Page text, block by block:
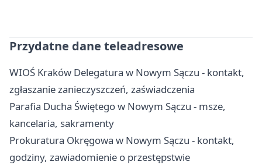
Przydatne dane teleadresowe
WIOŚ Kraków Delegatura w Nowym Sączu - kontakt,
zgłaszanie zanieczyszczeń, zaświadczenia
Parafia Ducha Świętego w Nowym Sączu - msze,
kancelaria, sakramenty
Prokuratura Okręgowa w Nowym Sączu - kontakt,
godziny, zawiadomienie o przestępstwie